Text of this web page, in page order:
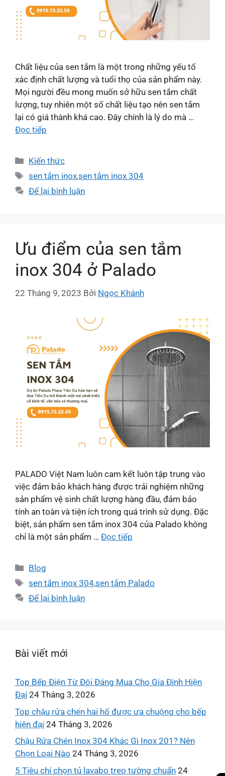
Chất liệu của sen tắm là một trong những yếu tố
xác định chất lượng và tuổi thọ của sản phẩm này.
Mọi người đều mong muốn sở hữu sen tắm chất
lượng, tuy nhiên một số chất liệu tạo nên sen tắm
lại có giá thành khá cao. Đây chính là lý do mà …
Đọc tiếp
Kiến thức
sen tắm inox,sen tắm inox 304
Để lại bình luận
Ưu điểm của sen tắm
inox 304 ở Palado
22 Tháng 9, 2023 Bởi Ngọc Khánh
PALADO Việt Nam luôn cam kết luôn tập trung vào
việc đảm bảo khách hàng được trải nghiệm những
sản phẩm vệ sinh chất lượng hàng đầu, đảm bảo
tính an toàn và tiện ích trong quá trình sử dụng. Đặc
biệt, sản phẩm sen tắm inox 304 của Palado không
chỉ là một sản phẩm … Đọc tiếp
Blog
sen tắm inox 304,sen tắm Palado
Để lại bình luận
Bài viết mới
Top Bếp Điện Từ Đôi Đáng Mua Cho Gia Đình Hiện
Đại 24 Tháng 3, 2026
Top chậu rửa chén hai hố được ưa chuộng cho bếp
hiện đại 24 Tháng 3, 2026
Chậu Rửa Chén Inox 304 Khác Gì Inox 201? Nên
Chọn Loại Nào 24 Tháng 3, 2026
5 Tiêu chí chọn tủ lavabo treo tường chuẩn 24